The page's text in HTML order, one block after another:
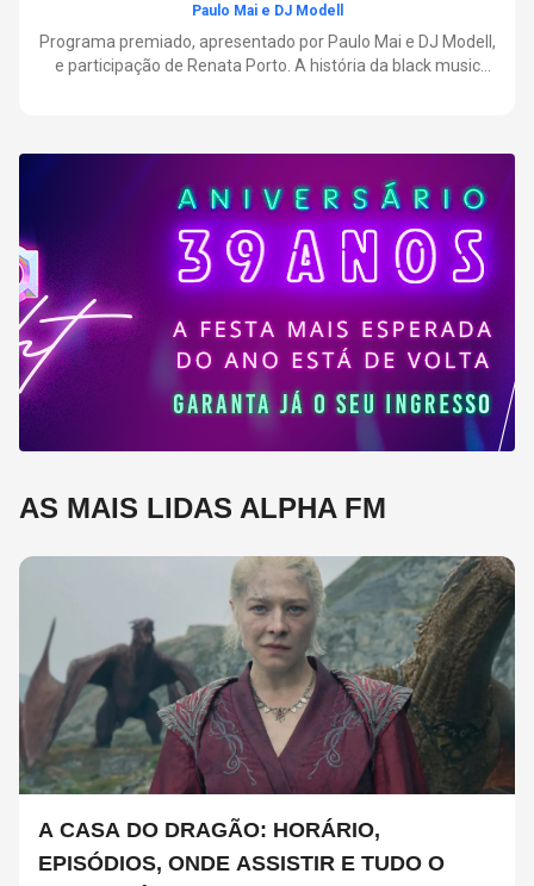
Paulo Mai e DJ Modell
Programa premiado, apresentado por Paulo Mai e DJ Modell,
e participação de Renata Porto. A história da black music
AS MAIS LIDAS ALPHA FM
A CASA DO DRAGÃO: HORÁRIO,
EPISÓDIOS, ONDE ASSISTIR E TUDO O